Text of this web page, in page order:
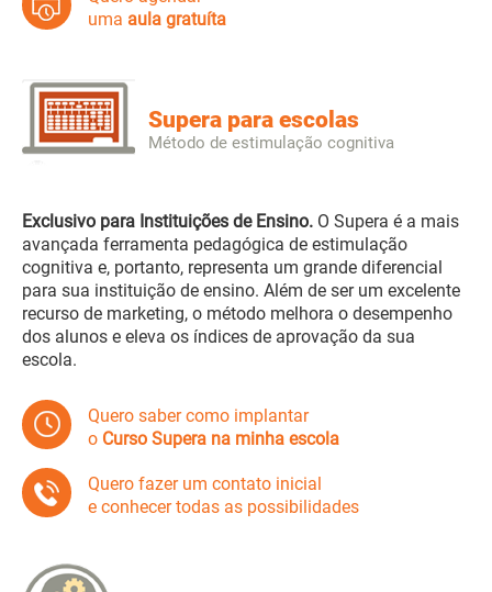
uma aula gratuíta
Supera para escolas
Método de estimulação cognitiva
Exclusivo para Instituições de Ensino. O Supera é a mais
avançada ferramenta pedagógica de estimulação
cognitiva e, portanto, representa um grande diferencial
para sua instituição de ensino. Além de ser um excelente
recurso de marketing, o método melhora o desempenho
dos alunos e eleva os índices de aprovação da sua
escola.
Quero saber como implantar
o Curso Supera na minha escola
Quero fazer um contato inicial
e conhecer todas as possibilidades